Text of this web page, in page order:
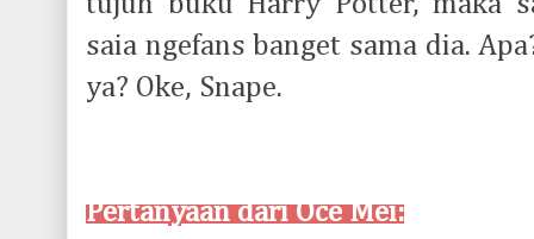
saia ngefans banget sama dia.
ya? Oke, Snape.
Pertanyaan dari Oce Mei: